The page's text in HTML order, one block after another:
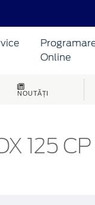
Online
NOUTĂȚI
125 CP